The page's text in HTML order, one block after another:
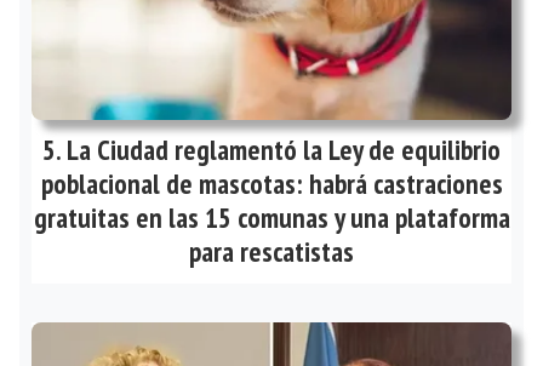
La Ciudad reglamentó la Ley de equilibrio
poblacional de mascotas: habrá castraciones
gratuitas en las 15 comunas y una plataforma
para rescatistas